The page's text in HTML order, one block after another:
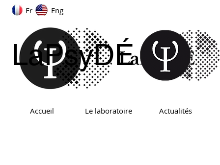
Fr Eng
LaPsyDÉ
Accueil Le laboratoire Actualités